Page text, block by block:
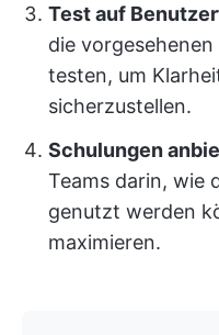
Test auf
die
testen, um
sicherzustellen.
Schulungen
Teams darin, wie
genutzt werden
maximieren.